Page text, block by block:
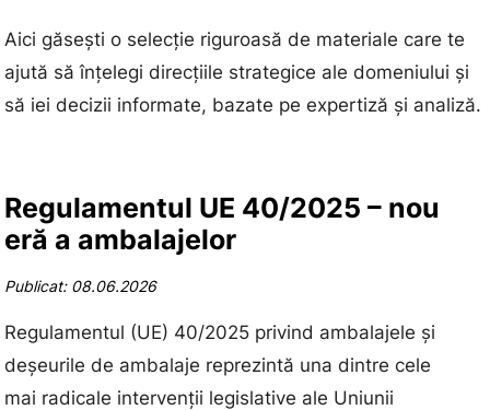
Aici găsești o selecție riguroasă de materiale care te
ajută să înțelegi direcțiile strategice ale domeniului și
să iei decizii informate, bazate pe expertiză și analiză.
Regulamentul UE 40/2025 – nou
eră a ambalajelor
Publicat: 08.06.2026
Regulamentul (UE) 40/2025 privind ambalajele și
deșeurile de ambalaje reprezintă una dintre cele
mai radicale intervenții legislative ale Uniunii